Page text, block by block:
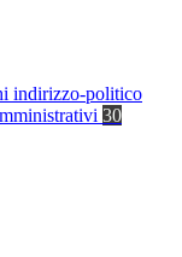
indirizzo-politico
30